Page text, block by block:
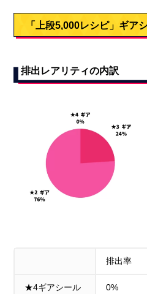
「上段5,000レシピ」ギア
排出レアリティの内訳
排出率
★4ギアシール 0%